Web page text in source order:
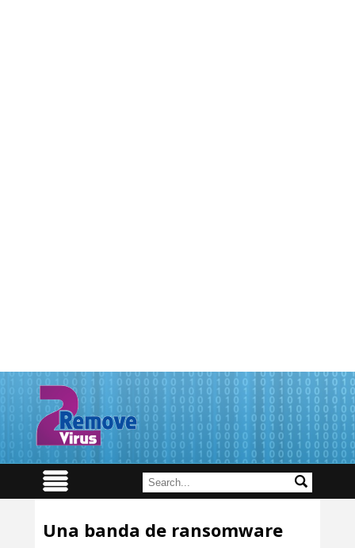
Una banda de ransomware